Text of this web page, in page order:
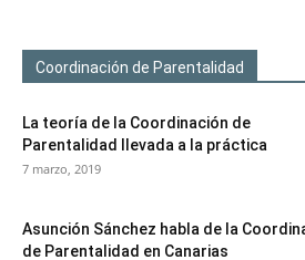
Coordinación de Parentalidad
La teoría de la Coordinación de
Parentalidad llevada a la práctica
7 marzo, 2019
Asunción Sánchez habla de la
de Parentalidad en Canarias